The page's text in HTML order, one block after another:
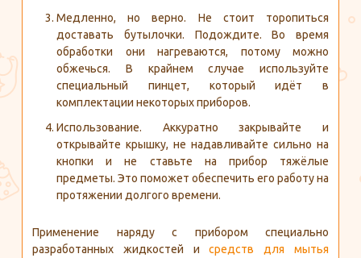
Медленно, но верно. Не стоит торопиться
доставать бутылочки. Подождите. Во время
обработки они нагреваются, потому можно
обжечься. В крайнем случае используйте
специальный пинцет, который идёт в
комплектации некоторых приборов.
Использование. Аккуратно закрывайте и
открывайте крышку, не надавливайте сильно на
кнопки и не ставьте на прибор тяжёлые
предметы. Это поможет обеспечить его работу на
протяжении долгого времени.
Применение наряду с прибором специально
разработанных жидкостей исредств для мытья